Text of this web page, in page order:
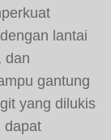
lantai
dan
gantung
yang dilukis
dapat